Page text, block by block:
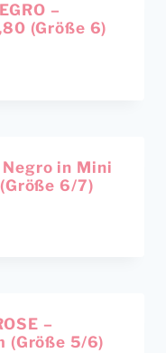
–
(Größe 6)
Negro in Mini
6/7)
–
(Größe 5/6)